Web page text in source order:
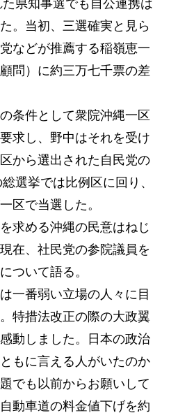
県知事選でも自公連携は
。当初、三選確実と見ら
などが推薦する稲嶺恵一
問）に約三万七千票の差
条件として衆院沖縄一区
求し、野中はそれを受け
から選出された自民党の
選挙では比例区に回り、
区で当選した。
求める沖縄の民意はねじ
在、社民党の参院議員を
ついて語る。
一番弱い立場の人々に目
特措法改正の際の大政翼
動しました。日本の政治
もに言える人がいたのか
でも以前からお願いして
動車道の料金値下げを約